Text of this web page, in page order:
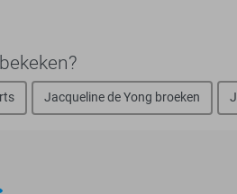
Jacqueline de Yong broeken